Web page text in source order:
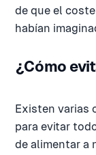
de que el
habían
¿Cómo
Existen varias
para evitar
de alimentar a